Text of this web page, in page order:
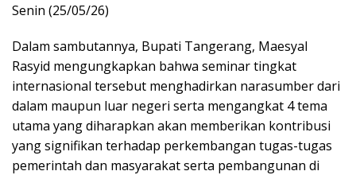
Senin (25/05/26)
Dalam sambutannya, Bupati Tangerang, Maesyal
Rasyid mengungkapkan bahwa seminar tingkat
internasional tersebut menghadirkan narasumber dari
dalam maupun luar negeri serta mengangkat 4 tema
utama yang diharapkan akan memberikan kontribusi
yang signifikan terhadap perkembangan tugas-tugas
pemerintah dan masyarakat serta pembangunan di